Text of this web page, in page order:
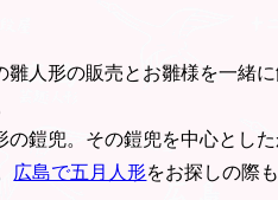
人形の販売とお雛様を一緒
鎧兜。その鎧兜を中心とし
広島で五月人形をお探しの際